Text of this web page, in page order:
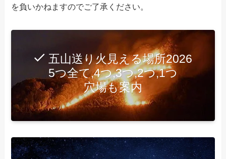
を負いかねますのでご了承ください。
五山送り火見える場所2026
5つ全て,4つ,3つ,2つ,1つ
穴場も案内